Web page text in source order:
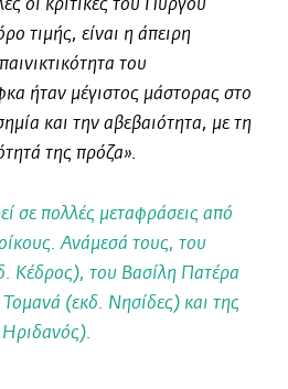
οι κριτικές του Πύργου
τιμής, είναι η άπειρη
του
ήταν μέγιστος μάστορας στο
και την αβεβαιότητα, με τη
της πρόζα».
σε πολλές μεταφράσεις από
Ανάμεσά τους, του
Κέδρος), του Βασίλη Πατέρα
(εκδ. Νησίδες) και της
Ηριδανός).